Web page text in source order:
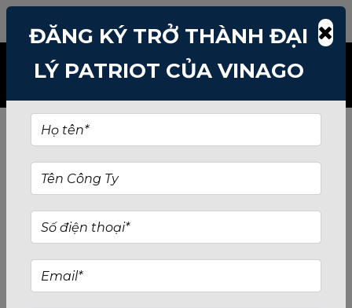
ĐĂNG KÝ TRỞ THÀNH ĐẠI
LÝ PATRIOT CỦA VINAGO